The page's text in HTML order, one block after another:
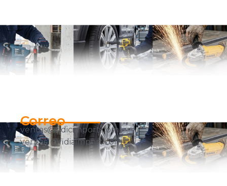
Correo
ventas@fidicimport.com
ventas1@fidiaimport.com